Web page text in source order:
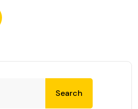
Search